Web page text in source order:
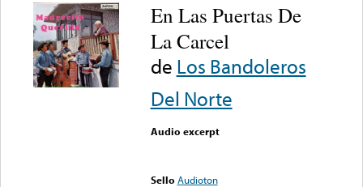
En Las Puertas De
La Carcel
de Los Bandoleros
Del Norte
Audio excerpt
Sello Audioton